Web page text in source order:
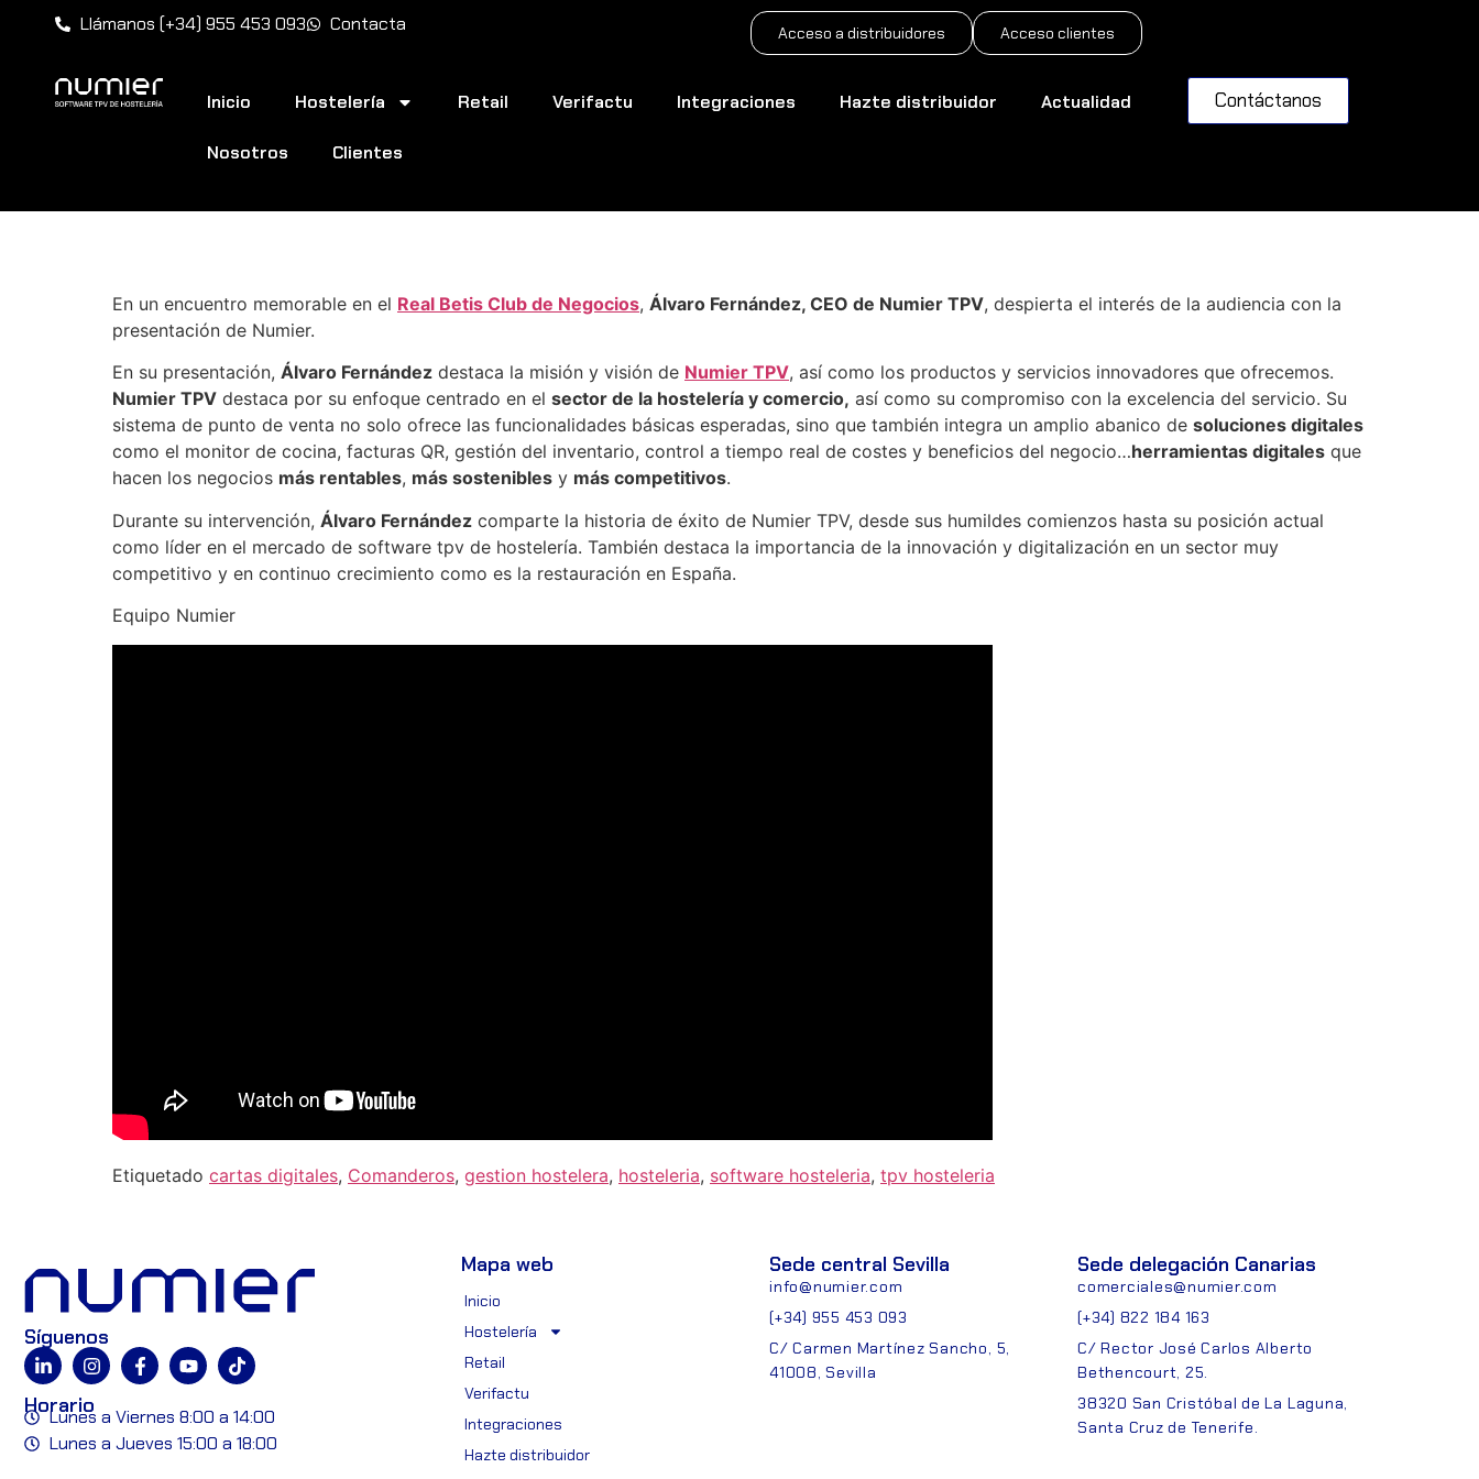
Llámanos (+34) 955 453 093 Contacta Acceso a distribuidores Acceso clientes
Inicio Hostelería Retail Verifactu Integraciones Hazte distribuidor Actualidad
Nosotros Clientes
Contáctanos
En un encuentro memorable en el Real Betis Club de Negocios, Álvaro Fernández, CEO de Numier TPV, despierta el interés de la audiencia con la
presentación de Numier.
En su presentación, Álvaro Fernández destaca la misión y visión de Numier TPV, así como los productos y servicios innovadores que ofrecemos.
Numier TPV destaca por su enfoque centrado en el sector de la hostelería y comercio, así como su compromiso con la excelencia del servicio. Su
sistema de punto de venta no solo ofrece las funcionalidades básicas esperadas, sino que también integra un amplio abanico de soluciones digitales
como el monitor de cocina, facturas QR, gestión del inventario, control a tiempo real de costes y beneficios del negocio…herramientas digitales que
hacen los negocios más rentables, más sostenibles y más competitivos.
Durante su intervención, Álvaro Fernández comparte la historia de éxito de Numier TPV, desde sus humildes comienzos hasta su posición actual
como líder en el mercado de software tpv de hostelería. También destaca la importancia de la innovación y digitalización en un sector muy
competitivo y en continuo crecimiento como es la restauración en España.
Equipo Numier
Etiquetado cartas digitales, Comanderos, gestion hostelera, hosteleria, software hosteleria, tpv hosteleria
Síguenos
Horario
Lunes a Viernes 8:00 a 14:00
Lunes a Jueves 15:00 a 18:00
Mapa web
Inicio
Hostelería
Retail
Verifactu
Integraciones
Hazte distribuidor
Sede central Sevilla
info@numier.com
(+34) 955 453 093
C/ Carmen Martínez Sancho, 5,
41008, Sevilla
Sede delegación Canarias
comerciales@numier.com
(+34) 822 184 163
C/ Rector José Carlos Alberto
Bethencourt, 25.
38320 San Cristóbal de La Laguna,
Santa Cruz de Tenerife.